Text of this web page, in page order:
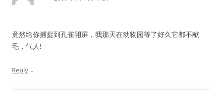
竟然给你捕捉到孔雀開屏，我那天在动物园等了好久它都不献
毛，气人!
Reply ↓